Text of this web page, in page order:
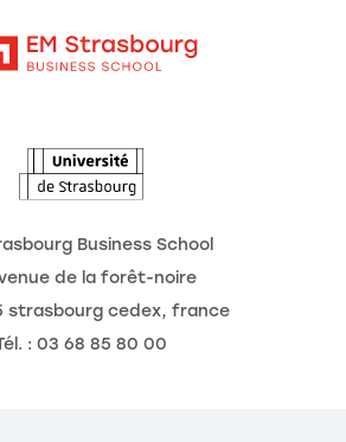
Business School
de la forêt-noire
strasbourg cedex, france
: 03 68 85 80 00